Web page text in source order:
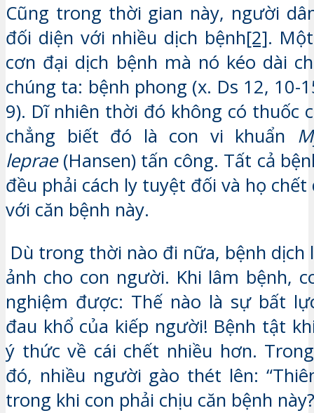
Cũng trong thời gian này, người
đối diện với nhiều dịch bệnh[2].
cơn đại dịch bệnh mà nó kéo dài
chúng ta: bệnh phong (x. Ds 12, 10-
9). Dĩ nhiên thời đó không có thuốc
chẳng biết đó là con vi khuẩn
leprae(Hansen) tấn công. Tất cả
đều phải cách ly tuyệt đối và họ
với căn bệnh này.
Dù trong thời nào đi nữa, bệnh dịch
ảnh cho con người. Khi lâm bệnh,
nghiệm được: Thế nào là sự bất
đau khổ của kiếp người! Bệnh tật
ý thức về cái chết nhiều hơn.
đó, nhiều người gào thét lên:
trong khi con phải chịu căn bệnh